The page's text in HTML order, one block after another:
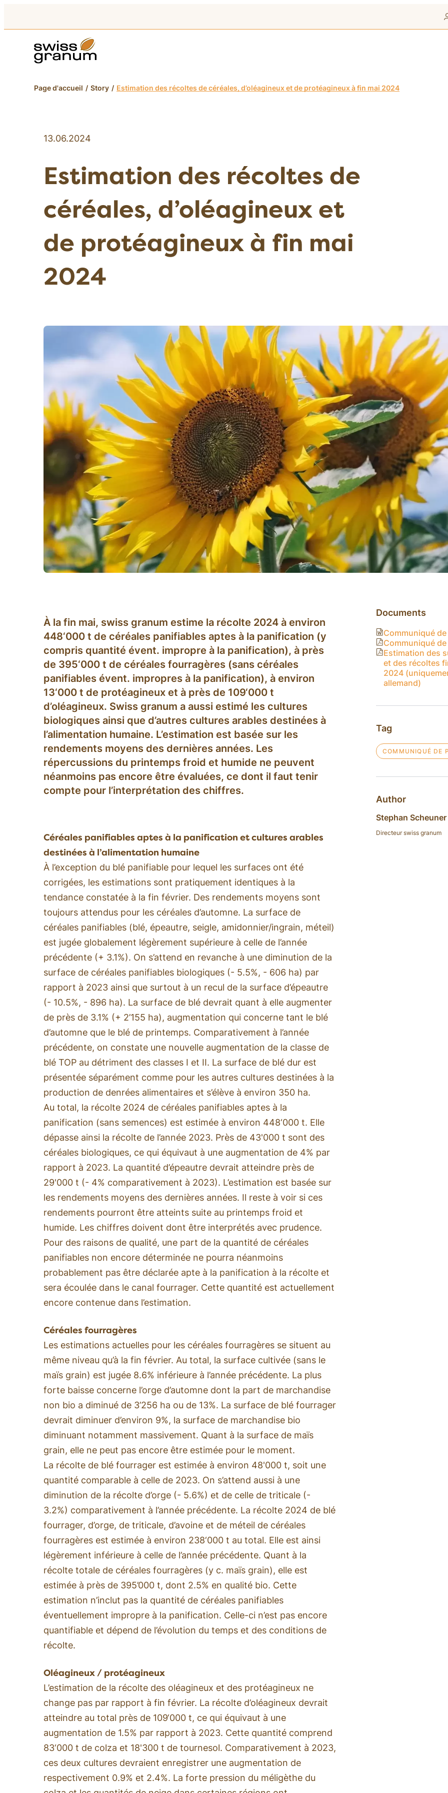
Page d'accueil Story Estimation des récoltes de céréales, d’oléagineux et de protéagineux à fin mai 2024
13.06.2024
Estimation des récoltes de
céréales, d’oléagineux et
de protéagineux à fin mai
2024
À la fin mai, swiss granum estime la récolte 2024 à environ
448‘000 t de céréales panifiables aptes à la panification (y
compris quantité évent. impropre à la panification), à près
de 395‘000 t de céréales fourragères (sans céréales
panifiables évent. impropres à la panification), à environ
13‘000 t de protéagineux et à près de 109‘000 t
d’oléagineux. Swiss granum a aussi estimé les cultures
biologiques ainsi que d’autres cultures arables destinées à
l’alimentation humaine. L’estimation est basée sur les
rendements moyens des dernières années. Les
répercussions du printemps froid et humide ne peuvent
néanmoins pas encore être évaluées, ce dont il faut tenir
compte pour l’interprétation des chiffres.
Céréales panifiables aptes à la panification et cultures arables
destinées à l’alimentation humaine
À l’exception du blé panifiable pour lequel les surfaces ont été
corrigées, les estimations sont pratiquement identiques à la
tendance constatée à la fin février. Des rendements moyens sont
toujours attendus pour les céréales d’automne. La surface de
céréales panifiables (blé, épeautre, seigle, amidonnier/ingrain, méteil)
est jugée globalement légèrement supérieure à celle de l’année
précédente (+ 3.1%). On s’attend en revanche à une diminution de la
surface de céréales panifiables biologiques (- 5.5%, - 606 ha) par
rapport à 2023 ainsi que surtout à un recul de la surface d’épeautre
(- 10.5%, - 896 ha). La surface de blé devrait quant à elle augmenter
de près de 3.1% (+ 2’155 ha), augmentation qui concerne tant le blé
d’automne que le blé de printemps. Comparativement à l’année
précédente, on constate une nouvelle augmentation de la classe de
blé TOP au détriment des classes I et II. La surface de blé dur est
présentée séparément comme pour les autres cultures destinées à la
production de denrées alimentaires et s’élève à environ 350 ha.
Au total, la récolte 2024 de céréales panifiables aptes à la
panification (sans semences) est estimée à environ 448‘000 t. Elle
dépasse ainsi la récolte de l’année 2023. Près de 43'000 t sont des
céréales biologiques, ce qui équivaut à une augmentation de 4% par
rapport à 2023. La quantité d’épeautre devrait atteindre près de
29'000 t (- 4% comparativement à 2023). L’estimation est basée sur
les rendements moyens des dernières années. Il reste à voir si ces
rendements pourront être atteints suite au printemps froid et
humide. Les chiffres doivent dont être interprétés avec prudence.
Pour des raisons de qualité, une part de la quantité de céréales
panifiables non encore déterminée ne pourra néanmoins
probablement pas être déclarée apte à la panification à la récolte et
sera écoulée dans le canal fourrager. Cette quantité est actuellement
encore contenue dans l’estimation.
Céréales fourragères
Les estimations actuelles pour les céréales fourragères se situent au
même niveau qu’à la fin février. Au total, la surface cultivée (sans le
maïs grain) est jugée 8.6% inférieure à l’année précédente. La plus
forte baisse concerne l’orge d’automne dont la part de marchandise
non bio a diminué de 3’256 ha ou de 13%. La surface de blé fourrager
devrait diminuer d’environ 9%, la surface de marchandise bio
diminuant notamment massivement. Quant à la surface de maïs
grain, elle ne peut pas encore être estimée pour le moment.
La récolte de blé fourrager est estimée à environ 48'000 t, soit une
quantité comparable à celle de 2023. On s’attend aussi à une
diminution de la récolte d’orge (- 5.6%) et de celle de triticale (-
3.2%) comparativement à l’année précédente. La récolte 2024 de blé
fourrager, d’orge, de triticale, d’avoine et de méteil de céréales
fourragères est estimée à environ 238‘000 t au total. Elle est ainsi
légèrement inférieure à celle de l’année précédente. Quant à la
récolte totale de céréales fourragères (y c. maïs grain), elle est
estimée à près de 395’000 t, dont 2.5% en qualité bio. Cette
estimation n’inclut pas la quantité de céréales panifiables
éventuellement impropre à la panification. Celle-ci n’est pas encore
quantifiable et dépend de l’évolution du temps et des conditions de
récolte.
Oléagineux / protéagineux
L’estimation de la récolte des oléagineux et des protéagineux ne
change pas par rapport à fin février. La récolte d’oléagineux devrait
atteindre au total près de 109‘000 t, ce qui équivaut à une
augmentation de 1.5% par rapport à 2023. Cette quantité comprend
83‘000 t de colza et 18'300 t de tournesol. Comparativement à 2023,
ces deux cultures devraient enregistrer une augmentation de
respectivement 0.9% et 2.4%. La forte pression du méligèthe du
Documents
Communiqué
Communiqué
Estimation des
et des récoltes
2024
allemand)
Tag
COMMUNIQUÉ DE
Author
Stephan Scheuner
Directeur swiss granum